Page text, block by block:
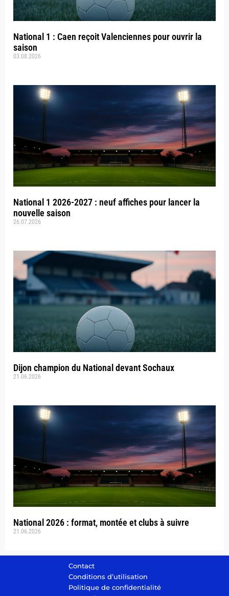
National 1 : Caen reçoit Valenciennes pour ouvrir la
saison
03.08.2026
National 1 2026-2027 : neuf affiches pour lancer la
nouvelle saison
26.07.2026
Dijon champion du National devant Sochaux
21.06.2026
National 2026 : format, montée et clubs à suivre
21.06.2026
Contact
Conditions d’utilisation
Politique de confidentialité